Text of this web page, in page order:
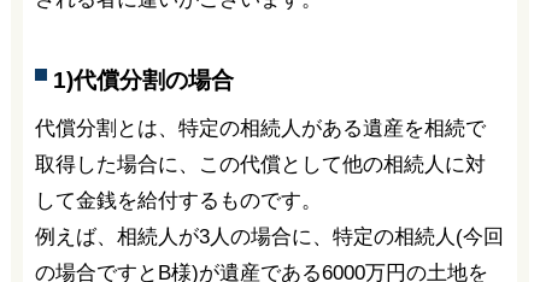
1)代償分割の場合
代償分割とは、特定の相続人がある遺産を相続で
取得した場合に、この代償として他の相続人に対
して金銭を給付するものです。
例えば、相続人が3人の場合に、特定の相続人(今回
の場合ですとB様)が遺産である6000万円の土地を